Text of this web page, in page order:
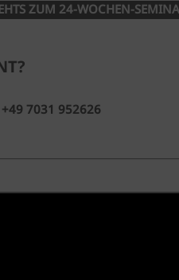
ZUM 24-WOCHEN-
7031 952626